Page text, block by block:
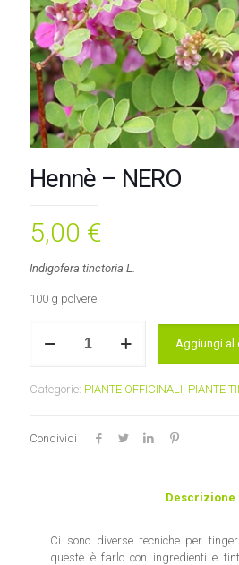
Hennè – NERO
5,00 €
Indigofera tinctoria L.
100 g polvere
Aggiungi al
Categorie: PIANTE OFFICINALI, PIANTE
Condividi
Descrizione
Ci sono diverse tecniche per
queste è farlo con ingredienti e